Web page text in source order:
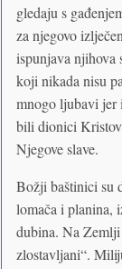
gledaju s
za njegovo
ispunjava njihova
koji nikada nisu
mnogo ljubavi jer
bili dionici
Njegove slave.
Božji baštinici su
lomača i planina,
dubina. Na
zlostavljani“.